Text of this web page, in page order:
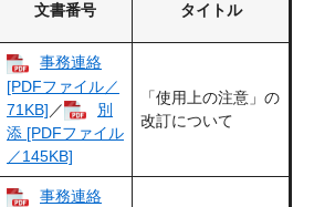
文書番号 タイトル
事務連絡
[PDFファイル／
71KB] ／
別
添 [PDFファイル
／145KB]
「使用上の注意」の
改訂について
事務連絡